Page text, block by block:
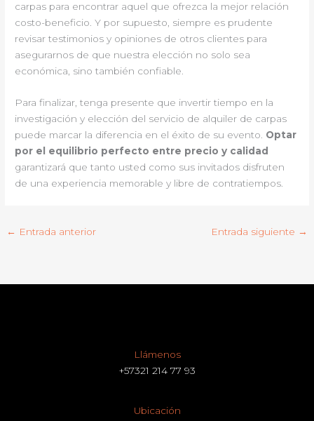
carpas para encontrar aquel que ofrezca la mejor relación
costo-beneficio. Y por supuesto, siempre es prudente
revisar testimonios y opiniones de otros clientes para
asegurarnos de que nuestra elección no solo sea
económica, sino también confiable.
Para finalizar, tenga presente que invertir tiempo en la
investigación y elección del servicio de alquiler de carpas
puede marcar la diferencia en el éxito de su evento. Optar
por el equilibrio perfecto entre precio y calidad
garantizará que tanto usted como sus invitados disfruten
de una experiencia memorable y libre de contratiempos.
← Entrada anterior Entrada siguiente →
Llámenos
+57321 214 77 93
Ubicación